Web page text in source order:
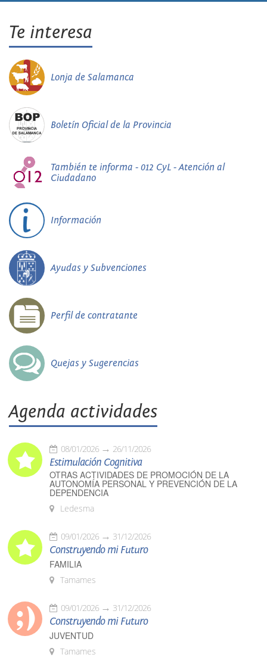
Te interesa
Lonja de Salamanca
Boletín Oficial de la Provincia
También te informa - 012 CyL - Atención al
Ciudadano
Información
Ayudas y Subvenciones
Perfil de contratante
Quejas y Sugerencias
Agenda actividades
08/01/2026 26/11/2026
Estimulación Cognitiva
OTRAS ACTIVIDADES DE PROMOCIÓN DE LA
AUTONOMÍA PERSONAL Y PREVENCIÓN DE LA
DEPENDENCIA
Ledesma
09/01/2026 31/12/2026
Construyendo mi Futuro
FAMILIA
Tamames
09/01/2026 31/12/2026
Construyendo mi Futuro
JUVENTUD
Tamames